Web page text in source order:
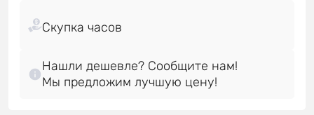
Нашли дешевле? Сообщите нам!
Мы предложим лучшую цену!